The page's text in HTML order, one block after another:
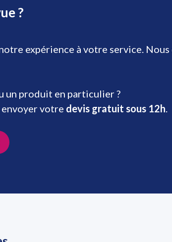
?
expérience à votre service. Nous
un produit en particulier ?
envoyer votre devis gratuit sous 12h.